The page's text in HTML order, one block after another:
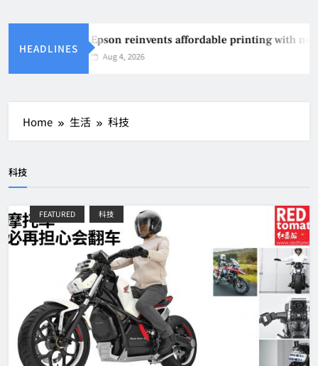
HEADLINES
Epson reinvents affordable printing with next-
Aug 4, 2026
Home 生活 科技
科技
FEATURED 科技